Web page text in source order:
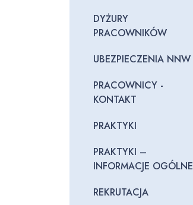
DYŻURY
PRACOWNIKÓW
UBEZPIECZENIA NNW
PRACOWNICY -
KONTAKT
PRAKTYKI
PRAKTYKI –
INFORMACJE OGÓLNE
REKRUTACJA